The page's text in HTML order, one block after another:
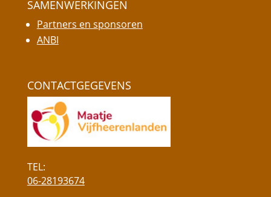
SAMENWERKINGEN
Partners en sponsoren
ANBI
CONTACTGEGEVENS
TEL:
06-28193674